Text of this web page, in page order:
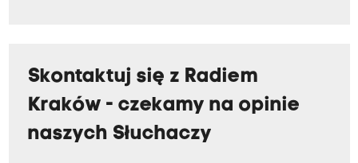
Skontaktuj się z Radiem
Kraków - czekamy na opinie
naszych Słuchaczy